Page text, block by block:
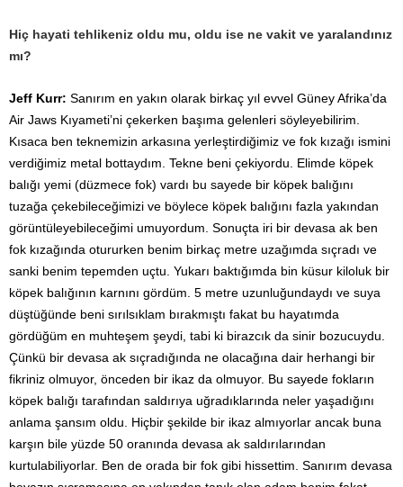
Hiç hayati tehlikeniz oldu mu, oldu ise ne vakit ve yaralandınız
mı?
Jeff Kurr: Sanırım en yakın olarak birkaç yıl evvel Güney Afrika’da
Air Jaws Kıyameti’ni çekerken başıma gelenleri söyleyebilirim.
Kısaca ben teknemizin arkasına yerleştirdiğimiz ve fok kızağı ismini
verdiğimiz metal bottaydım. Tekne beni çekiyordu. Elimde köpek
balığı yemi (düzmece fok) vardı bu sayede bir köpek balığını
tuzağa çekebileceğimizi ve böylece köpek balığını fazla yakından
görüntüleyebileceğimi umuyordum. Sonuçta iri bir devasa ak ben
fok kızağında otururken benim birkaç metre uzağımda sıçradı ve
sanki benim tepemden uçtu. Yukarı baktığımda bin küsur kiloluk bir
köpek balığının karnını gördüm. 5 metre uzunluğundaydı ve suya
düştüğünde beni sırılsıklam bırakmıştı fakat bu hayatımda
gördüğüm en muhteşem şeydi, tabi ki birazcık da sinir bozucuydu.
Çünkü bir devasa ak sıçradığında ne olacağına dair herhangi bir
fikriniz olmuyor, önceden bir ikaz da olmuyor. Bu sayede fokların
köpek balığı tarafından saldırıya uğradıklarında neler yaşadığını
anlama şansım oldu. Hiçbir şekilde bir ikaz almıyorlar ancak buna
karşın bile yüzde 50 oranında devasa ak saldırılarından
kurtulabiliyorlar. Ben de orada bir fok gibi hissettim. Sanırım devasa